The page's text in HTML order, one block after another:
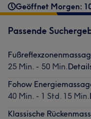
Geöffnet Morgen:
Passende
25 Min. - 50 Min.
Fohow
40 Min. - 1 Std. 15 Min.
Klassische